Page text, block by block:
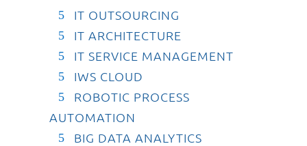
IT OUTSOURCING
IT ARCHITECTURE
IT SERVICE MANAGEMENT
IWS CLOUD
ROBOTIC PROCESS
AUTOMATION
BIG DATA ANALYTICS